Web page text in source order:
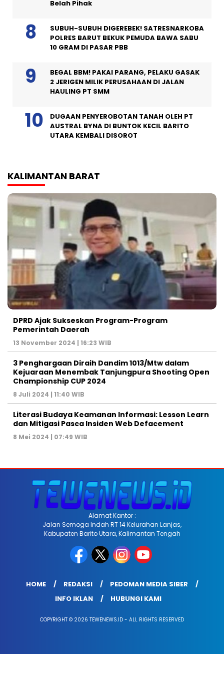
Belah Pihak
SUBUH-SUBUH DIGEREBEK! SATRESNARKOBA
POLRES BARUT BEKUK PEMUDA BAWA SABU
10 GRAM DI PASAR PBB
BEGAL BBM! PAKAI PARANG, PELAKU GASAK
2 JERIGEN MILIK PERUSAHAAN DI JALAN
HAULING PT SMM
DUGAAN PENYEROBOTAN TANAH OLEH PT
AUSTRAL BYNA DI BUNTOK KECIL BARITO
UTARA KEMBALI DISOROT
KALIMANTAN BARAT
DPRD Ajak Sukseskan Program-Program
Pemerintah Daerah
13 November 2024 | 16:23 WIB
3 Penghargaan Diraih Dandim 1013/Mtw dalam
Kejuaraan Menembak Tanjungpura Shooting Open
Championship CUP 2024
8 Juli 2024 | 11:40 WIB
Literasi Budaya Keamanan Informasi: Lesson Learn
dan Mitigasi Pasca Insiden Web Defacement
8 Mei 2024 | 07:49 WIB
Alamat Kantor :
Jalan Semoga Indah RT 14 Kelurahan Lanjas,
Kabupaten Barito Utara, Kalimantan Tengah
HOME REDAKSI
PEDOMAN MEDIA SIBER
INFO IKLAN
HUBUNGI KAMI
COPYRIGHT © 2026 TEWENEWS.ID - ALL RIGHTS RESERVED